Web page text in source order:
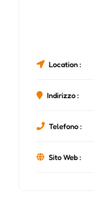
Location :
Indirizzo :
Telefono :
Sito Web :